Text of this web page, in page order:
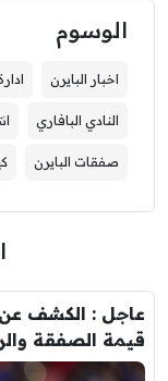
الوسوم
اخبار البايرن
النادي البافاري
صفقات البايرن
عاجل : الكشف عن
قيمة الصفقة